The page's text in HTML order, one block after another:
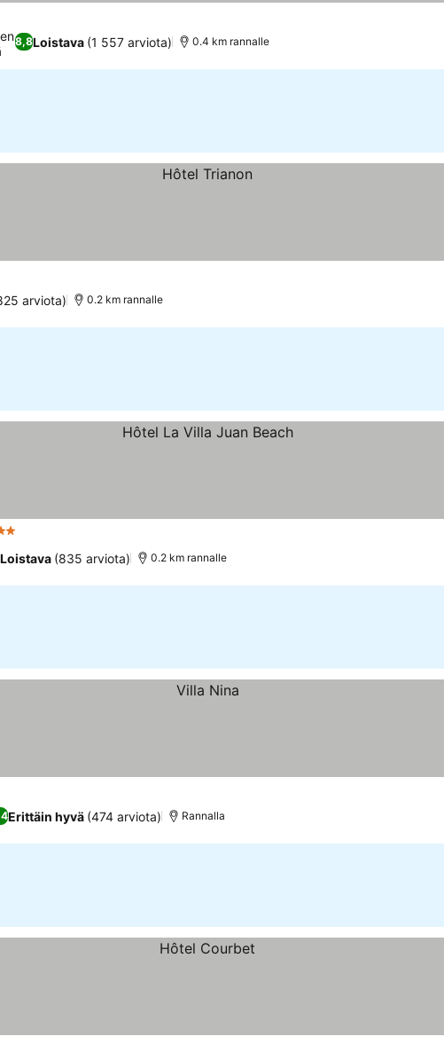
8,8Loistava (1 557 arviota) 0.4 km rannalle
arviota) 0.2 km rannalle
Loistava (835 arviota) 0.2 km rannalle
Erittäin hyvä (474 arviota) Rannalla